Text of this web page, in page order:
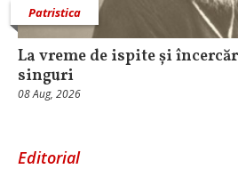
Patristica
La vreme de ispite și
singuri
08 Aug, 2026
Editorial